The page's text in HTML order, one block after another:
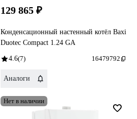
129 865 ₽
Конденсационный настенный котёл Baxi
Duotec Compact 1.24 GA
4.6(7) 16479792
Аналоги
Нет в наличии